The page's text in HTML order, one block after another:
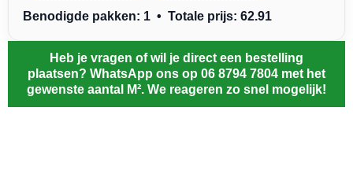
Benodigde pakken: 1 • Totale prijs: 62.91
Heb je vragen of wil je direct een bestelling
plaatsen? WhatsApp ons op 06 8794 7804 met het
gewenste aantal M². We reageren zo snel mogelijk!